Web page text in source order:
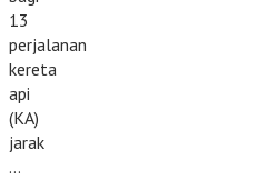
13
perjalanan
kereta
api
(KA)
jarak
…